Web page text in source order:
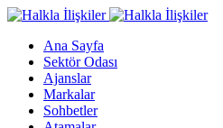
Ana Sayfa
Sektör Odası
Ajanslar
Markalar
Sohbetler